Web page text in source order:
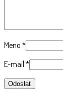
Meno *
E-mail *